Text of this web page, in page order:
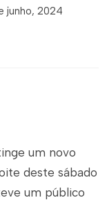
junho, 2024
um novo
deste sábado
um público